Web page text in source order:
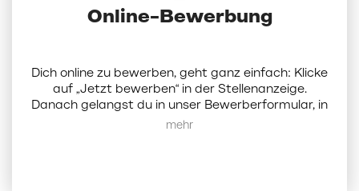
Online-Bewerbung
Dich online zu bewerben, geht ganz einfach: Klicke
auf „Jetzt bewerben“ in der Stellenanzeige.
Danach gelangst du in unser Bewerberformular, in
dem du Dokumente (Lebenslauf, Anschreiben und
Mehr anzeigen